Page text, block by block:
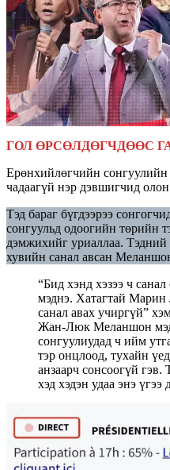
ГОЛ ӨРСӨЛДӨГЧДӨӨС
Ерөнхийлөгчийн сонгуулийн
чадаагүй нэр дэвшигчид
Тэд бараг бүгдээрээ
сонгуульд одоогийн төрийн
дэмжихийг уриаллаа.
хувийн санал авсан
“Бид хэнд хэзээ ч
мэднэ. Хатагтай
санал авах учиргүй”
Жан-Люк Меланшон
сонгуулиудад ч ийм
тэр онцлоод, тухайн
анзаарч сонсоогүй гэв.
хэд хэдэн удаа энэ үгээ